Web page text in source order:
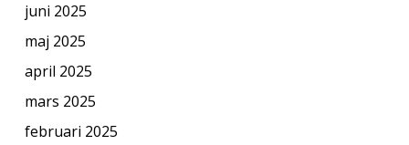
juni 2025
maj 2025
april 2025
mars 2025
februari 2025